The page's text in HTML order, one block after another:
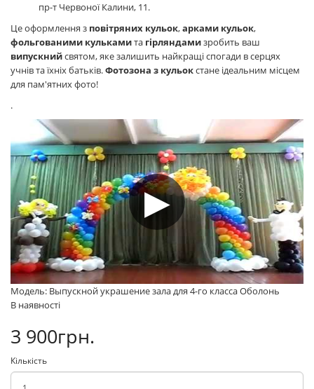
пр-т Червоної Калини, 11.
Це оформлення з повітряних кульок,арками кульок,
фольгованими кулькамита гірляндамизробить ваш
випускнийсвятом, яке залишить найкращі спогади в серцях
учнів та їхніх батьків.Фотозона з кульокстане ідеальним місцем
для пам'ятних фото!
.
Модель: Выпускной украшение зала для 4-го класса Оболонь
В наявності
3 900грн.
Кількість